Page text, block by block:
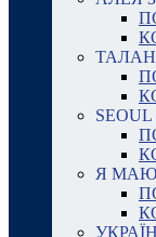
Я МАЮ